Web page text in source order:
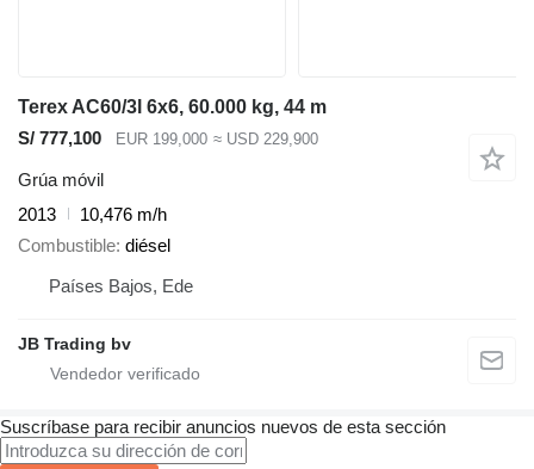
Terex AC60/3l 6x6, 60.000 kg, 44 m
S/ 777,100
EUR 199,000 ≈ USD 229,900
Grúa móvil
2013
10,476 m/h
Combustible diésel
Países Bajos, Ede
JB Trading bv
Suscríbase para recibir anuncios nuevos de esta sección